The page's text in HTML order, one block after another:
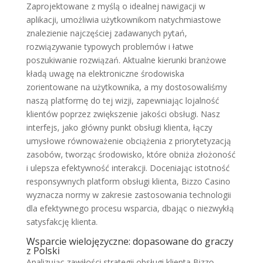
Zaprojektowane z myślą o idealnej nawigacji w
aplikacji, umożliwia użytkownikom natychmiastowe
znalezienie najczęściej zadawanych pytań,
rozwiązywanie typowych problemów i łatwe
poszukiwanie rozwiązań. Aktualne kierunki branżowe
kładą uwagę na elektroniczne środowiska
zorientowane na użytkownika, a my dostosowaliśmy
naszą platformę do tej wizji, zapewniając lojalność
klientów poprzez zwiększenie jakości obsługi. Nasz
interfejs, jako główny punkt obsługi klienta, łączy
umysłowe równoważenie obciążenia z priorytetyzacją
zasobów, tworząc środowisko, które obniża złożoność
i ulepsza efektywność interakcji. Doceniając istotność
responsywnych platform obsługi klienta, Bizzo Casino
wyznacza normy w zakresie zastosowania technologii
dla efektywnego procesu wsparcia, dbając o niezwykłą
satysfakcję klienta.
Wsparcie wielojęzyczne: dopasowane do graczy
z Polski